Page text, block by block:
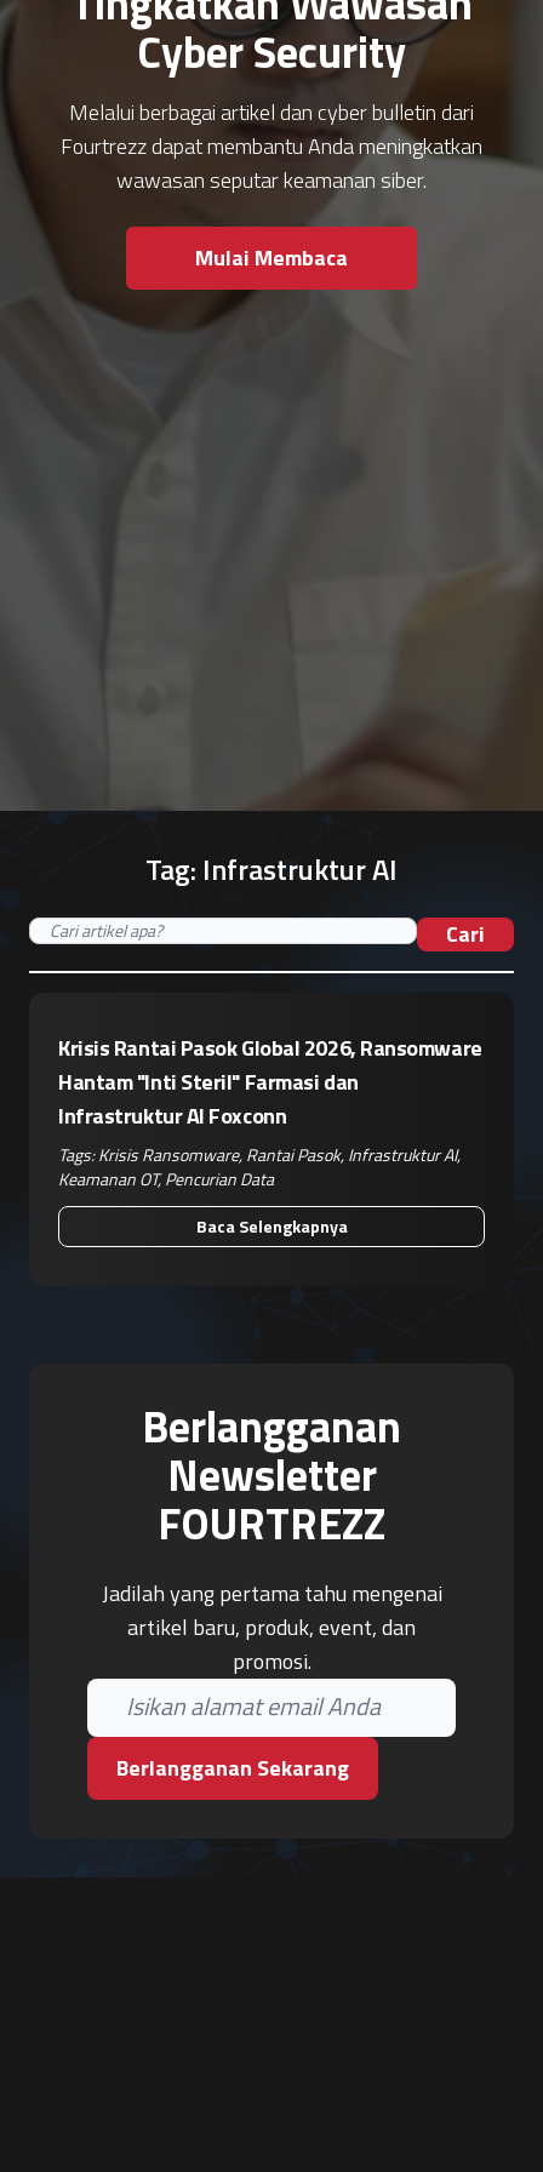
Cyber Security
Melalui berbagai artikel dan cyber bulletin dari
Fourtrezz dapat membantu Anda meningkatkan
wawasan seputar keamanan siber.
Mulai Membaca
Tag: Infrastruktur AI
Cari
Krisis Rantai Pasok Global 2026, Ransomware
Hantam "Inti Steril" Farmasi dan
Infrastruktur AI Foxconn
Tags:Krisis Ransomware,Rantai Pasok,Infrastruktur AI,
Keamanan OT,Pencurian Data
Baca Selengkapnya
Berlangganan
Newsletter
FOURTREZZ
Jadilah yang pertama tahu mengenai
artikel baru, produk, event, dan
promosi.
Berlangganan Sekarang